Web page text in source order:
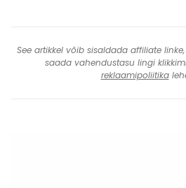
See artikkel võib sisaldada affiliate
saada vahendustasu lingi
reklaamipoliitika